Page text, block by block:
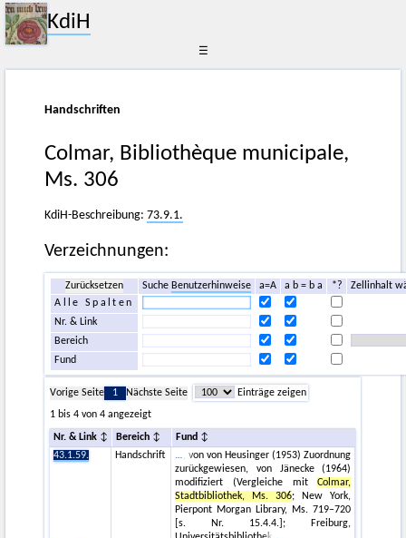
KdiH
☰
Handschriften
Colmar, Bibliothèque municipale,
Ms. 306
KdiH-Beschreibung:73.9.1.
Verzeichnungen:
Zurücksetzen Suche Benutzerhinweise a=A a b = b a *?
Zellinhalt
Alle Spalten
Nr. & Link
Bereich
Fund
Vorige Seite 1 Nächste Seite
Einträge zeigen
1 bis 4 von 4 angezeigt
Nr. & Link Bereich
Fund
43.1.59.
Handschrift
, von von Heusinger (1953) Zuordnung
zurückgewiesen, von Jänecke (1964)
modifiziert (Vergleiche mitColmar,
Stadtbibliothek, Ms. 306; New York,
Pierpont Morgan Library, Ms. 719–720
[s. Nr. 15.4.4.]; Freiburg,